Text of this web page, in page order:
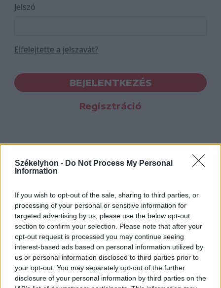
Székelyhon - Do Not Process My Personal
Information
If you wish to opt-out of the sale, sharing to third parties, or
processing of your personal or sensitive information for
targeted advertising by us, please use the below opt-out
section to confirm your selection. Please note that after your
opt-out request is processed you may continue seeing
interest-based ads based on personal information utilized by
us or personal information disclosed to third parties prior to
your opt-out. You may separately opt-out of the further
disclosure of your personal information by third parties on the
Jelszó
Elfelejtette a jelszavát?
BEJELENTKEZÉS
Regisztráció
Hasznos
Impresszum
Szerzői jogok
Adatvédelmi tájékoztató